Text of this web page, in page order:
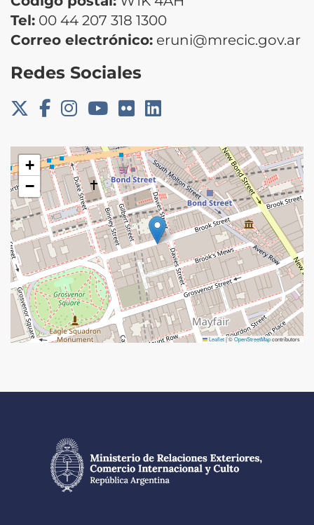
Tel: 00 44 207 318 1300
Correo electrónico: eruni@mrecic.gov.ar
Redes Sociales
+
−
Leaflet|©OpenStreetMapcontributors